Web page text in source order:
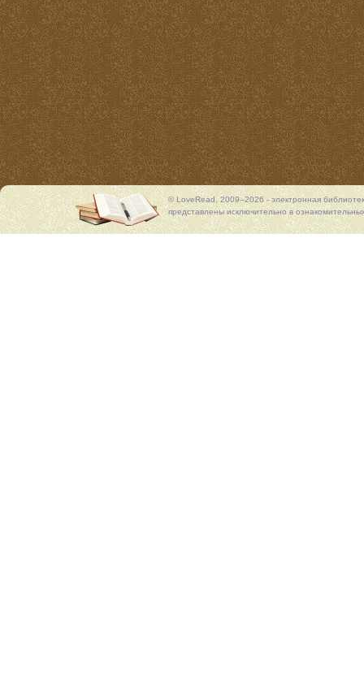
© LoveRead, 2009–2026 - электронная
представлены исключительно в